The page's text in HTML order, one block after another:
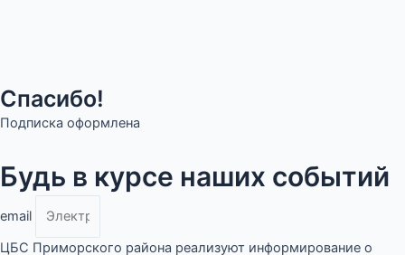
Спасибо!
Подписка оформлена
Будь в курсе наших событий
email
ЦБС Приморского района реализуют информирование о